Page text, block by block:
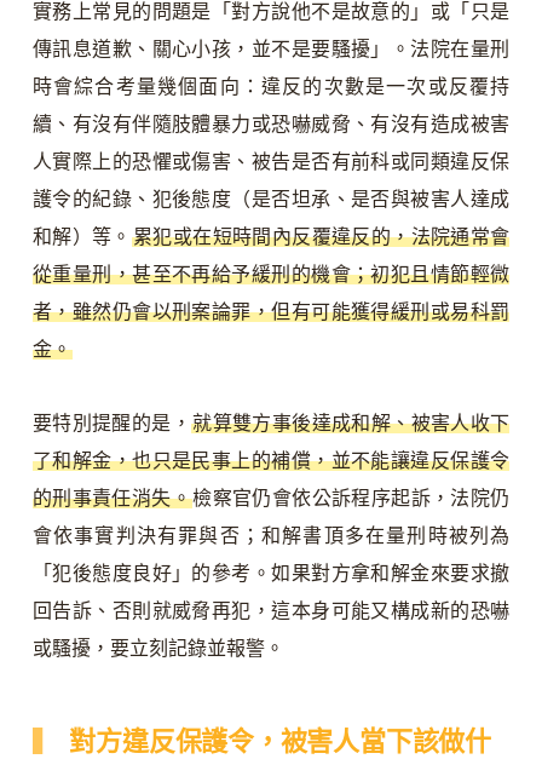
實務上常見的問題是「對方說他不是故意的」或「只是
傳訊息道歉、關心小孩，並不是要騷擾」。法院在量刑
時會綜合考量幾個面向：違反的次數是一次或反覆持
續、有沒有伴隨肢體暴力或恐嚇威脅、有沒有造成被害
人實際上的恐懼或傷害、被告是否有前科或同類違反保
護令的紀錄、犯後態度（是否坦承、是否與被害人達成
和解）等。 累犯或在短時間內反覆違反的，法院通常會
從重量刑，甚至不再給予緩刑的機會；初犯且情節輕微
者，雖然仍會以刑案論罪，但有可能獲得緩刑或易科罰
金。
要特別提醒的是， 就算雙方事後達成和解、被害人收下
了和解金，也只是民事上的補償，並不能讓違反保護令
的刑事責任消失。檢察官仍會依公訴程序起訴，法院仍
會依事實判決有罪與否；和解書頂多在量刑時被列為
「犯後態度良好」的參考。如果對方拿和解金來要求撤
回告訴、否則就威脅再犯，這本身可能又構成新的恐嚇
或騷擾，要立刻記錄並報警。
對方違反保護令，被害人當下該做什